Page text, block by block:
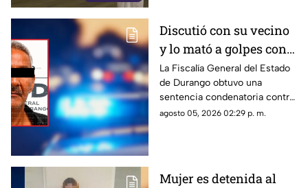
Discutió con su vecino
y lo mató a golpes con
una muleta; pasará casi
18 años en prisión
La Fiscalía General del Estado
de Durango obtuvo una
sentencia condenatoria contra
un hombre que asesinó a
agosto 05, 2026 02:29 p. m.
Mujer es detenida al